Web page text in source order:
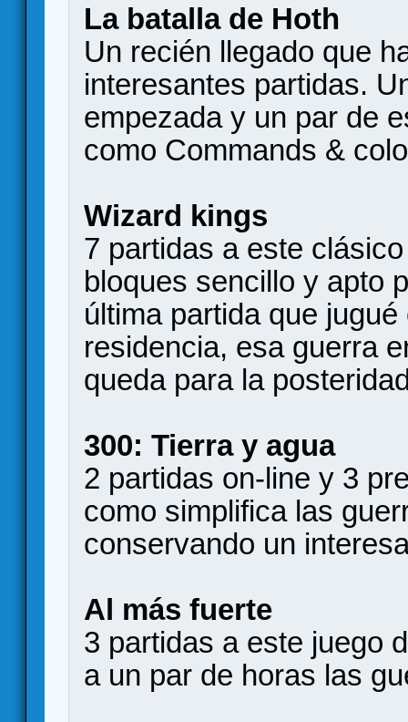
La batalla de Hoth
Un recién llegado que
interesantes partidas.
empezada y un par de
como Commands &
Wizard kings
7 partidas a este
bloques sencillo y apto
última partida que
residencia, esa guerra
queda para la
300: Tierra y agua
2 partidas on-line y 3
como simplifica las
conservando un
Al más fuerte
3 partidas a este juego
a un par de horas las